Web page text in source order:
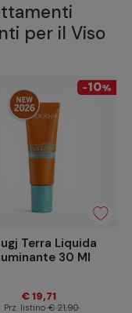
per il Viso
-10%
Terra Liquida
30 Ml
€ 19,71
Prz. listino € 21,90